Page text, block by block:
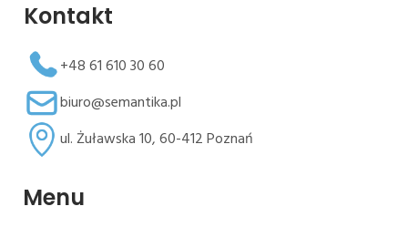
Kontakt
+48 61 610 30 60
biuro@semantika.pl
ul. Żuławska 10, 60-412 Poznań
Menu